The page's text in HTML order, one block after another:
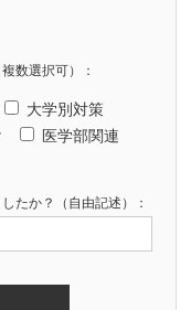
数選択可）：
大学別対策
医学部関連
たか？（自由記述）：